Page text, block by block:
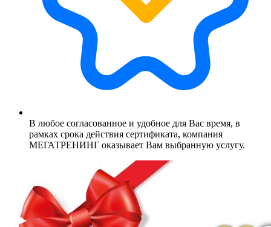
В любое согласованное и удобное для Вас время, в
рамках срока действия сертификата, компания
МЕГАТРЕНИНГ оказывает Вам выбранную услугу.